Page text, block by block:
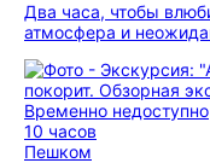
Два часа, чтобы
атмосфера и
Временно недоступно
10 часов
Пешком